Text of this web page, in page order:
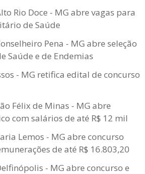
Rio Doce - MG abre vagas para
de Saúde
Pena - MG abre seleção
Saúde e de Endemias
- MG retifica edital de concurso
Félix de Minas - MG abre
com salários de até R$ 12 mil
Lemos - MG abre concurso
de até R$ 16.803,20
- MG abre concurso e